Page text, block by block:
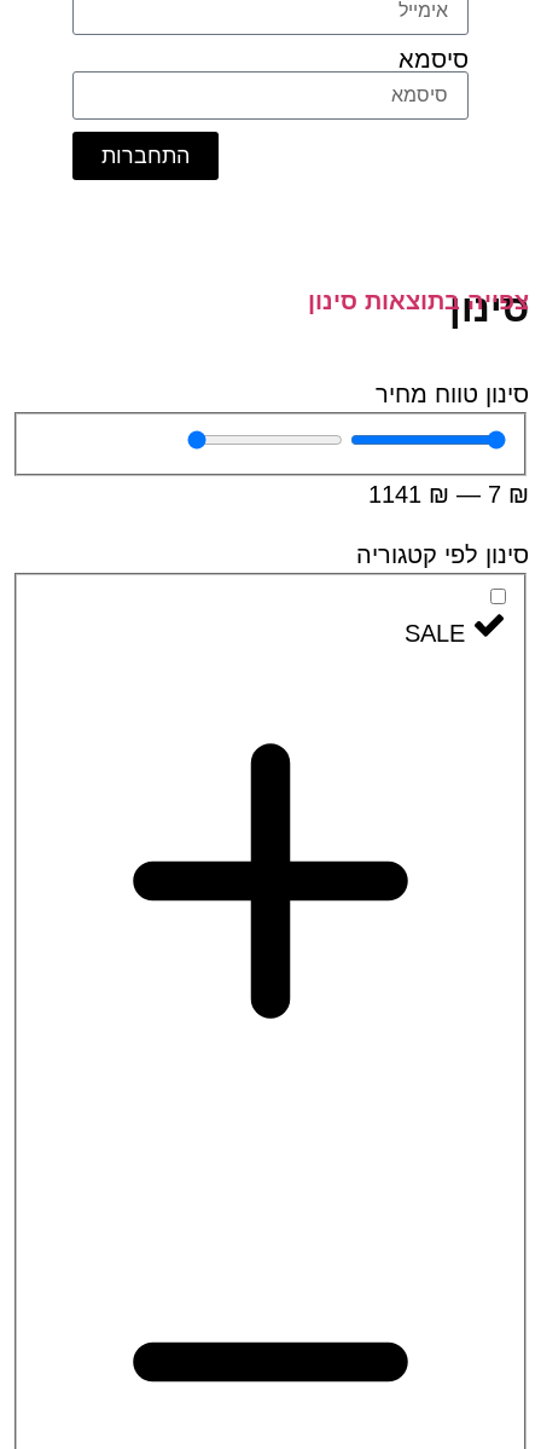
סיסמא
התחברות
בתוצאות סינון
טווח מחיר
—
₪
1141
לפי קטגוריה
SALE